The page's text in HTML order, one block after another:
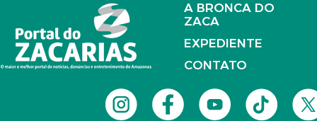
A BRONCA DO
ZACA
EXPEDIENTE
CONTATO